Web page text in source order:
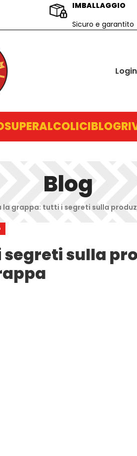
IMBALLAGGIO
Sicuro e garantito
SUPERALCOLICIBLOG
Blog
la grappa: tutti i segreti sulla
sulla